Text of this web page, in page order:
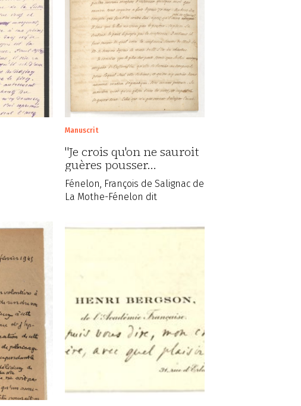
Manuscrit
"Je crois qu'on ne sauroit
guères pousser…
Fénelon, François de Salignac de
La Mothe-Fénelon dit